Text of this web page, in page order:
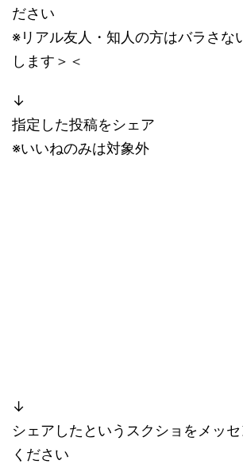
ださい
※リアル友人・知人の方はバラさな
します＞＜
↓
指定した投稿をシェア
※いいねのみは対象外
↓
シェアしたというスクショをメッ
ください